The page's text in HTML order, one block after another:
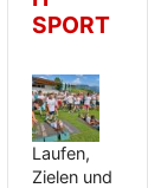
SPORT
Laufen,
Zielen und